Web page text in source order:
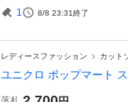
1 8/8 23:31終了
レディースファッション カット
ユニクロ ポップマート